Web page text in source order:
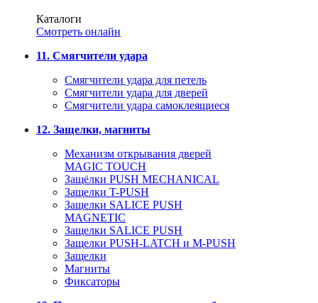
Каталоги
Смотреть онлайн
11. Смягчители удара
Смягчители удара для петель
Смягчители удара для дверей
Cмягчители удара самоклеящиеся
12. Защелки, магниты
Механизм открывания дверей
MAGIC TOUCH
Защёлки PUSH MECHANICAL
Защелки T-PUSH
Защелки SALICE PUSH
MAGNETIC
Защелки SALICE PUSH
Защелки PUSH-LATCH и M-PUSH
Защелки
Магниты
Фиксаторы